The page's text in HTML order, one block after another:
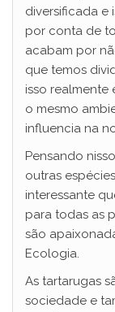
diversificada e
por conta de
acabam por
que temos
isso realmente
o mesmo
influencia na
Pensando
outras
interessante
para todas as
são
Ecologia.
As tartarugas
sociedade e